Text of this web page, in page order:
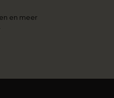
hier graag een lans
dat je in het
assortiment van
en meer